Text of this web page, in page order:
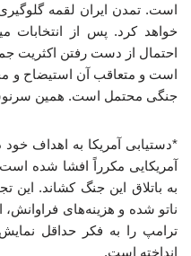
است. تمدن ایران لقمه
خواهد کرد. پس از انتخابات
احتمال از دست رفتن اکثریت
است و متعاقب آن استیضاح و
جنگی محتمل است. همین
*دستیابی آمریکا به اهداف
آمریکایی مکرراً افشا شده است.
به باتلاق این جنگ کشاند.
ناتو شده و هزینه‌های
ترامپ را به فکر حداقل
انداخته است.